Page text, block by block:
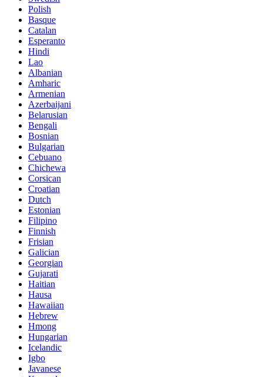
Polish
Basque
Catalan
Esperanto
Hindi
Lao
Albanian
Amharic
Armenian
Azerbaijani
Belarusian
Bengali
Bosnian
Bulgarian
Cebuano
Chichewa
Corsican
Croatian
Dutch
Estonian
Filipino
Finnish
Frisian
Galician
Georgian
Gujarati
Haitian
Hausa
Hawaiian
Hebrew
Hmong
Hungarian
Icelandic
Igbo
Javanese